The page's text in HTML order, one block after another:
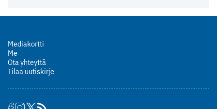
Mediakortti
Me
Ota yhteyttä
Tilaa uutiskirje